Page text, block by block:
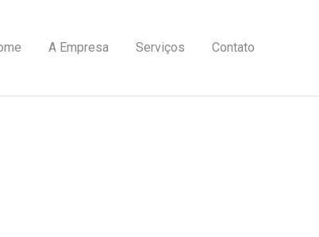
A Empresa Serviços Contato